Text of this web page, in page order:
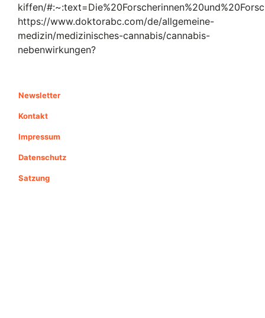
kiffen/
https://www.doktorabc.com/de/allgemeine-
medizin/medizinisches-cannabis/cannabis-
nebenwirkungen?
Newsletter
Kontakt
Impressum
Datenschutz
Satzung